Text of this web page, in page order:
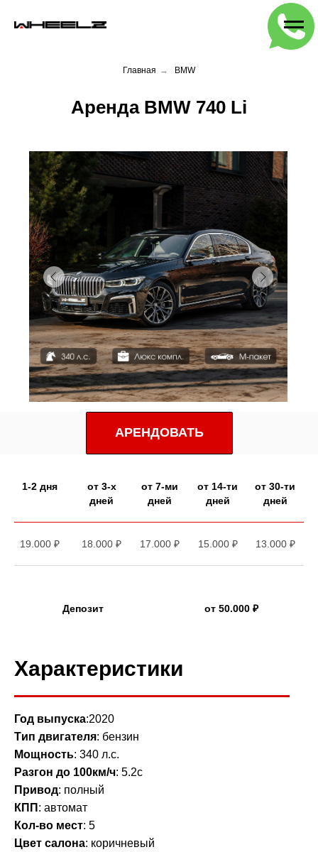
Главная → BMW
Аренда BMW 740 Li
АРЕНДОВАТЬ
1-2 дня
от 3-х
дней
от 7-ми
дней
от 14-ти
дней
от 30-ти
дней
19.000 ₽ 18.000 ₽ 17.000 ₽ 15.000 ₽ 13.000 ₽
Депозит от 50.000 ₽
Характеристики
Год выпуcкa:2020
Tип двигателя: бензин
Мощность: 340 л.с.
Разгон до 100км/ч: 5.2с
Привод: полный
КПП : автомат
Кол-во мест: 5
Цвет салона: коричневый